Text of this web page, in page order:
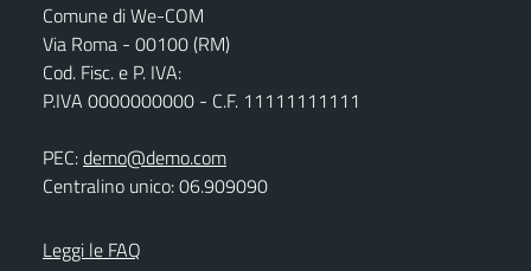
Comune di We-COM
Via Roma - 00100 (RM)
Cod. Fisc. e P. IVA:
P.IVA 0000000000 - C.F. 11111111111
PEC:demo@demo.com
Centralino unico: 06.909090
Leggi le FAQ